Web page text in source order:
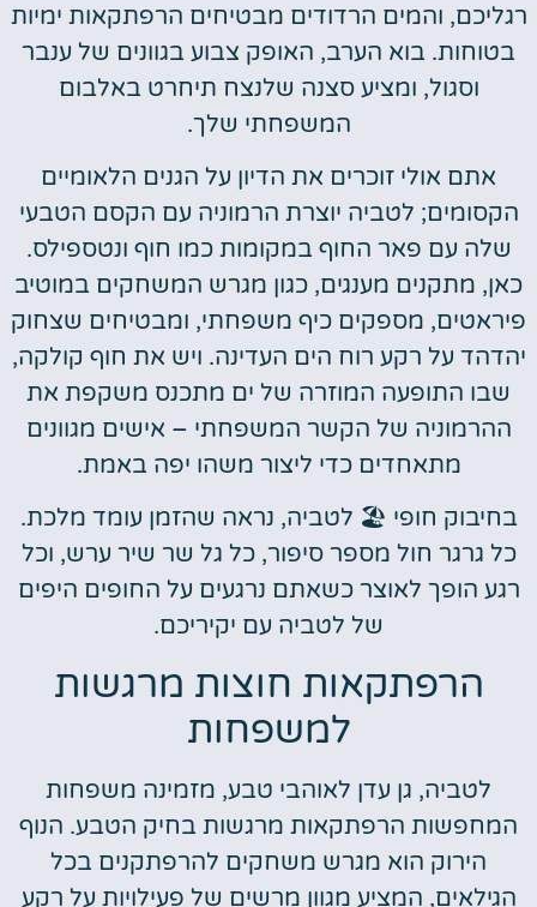
רגליכם, והמים הרדודים מבטיחים הרפתקאות ימיות
בטוחות. בוא הערב, האופק צבוע בגוונים של ענבר
וסגול, ומציע סצנה שלנצח תיחרט באלבום
המשפחתי שלך.
אתם אולי זוכרים את הדיון על הגנים הלאומיים
הקסומים; לטביה יוצרת הרמוניה עם הקסם הטבעי
שלה עם פאר החוף במקומות כמו חוף ונטספילס.
כאן, מתקנים מענגים, כגון מגרש המשחקים במוטיב
פיראטים, מספקים כיף משפחתי, ומבטיחים שצחוק
יהדהד על רקע רוח הים העדינה. ויש את חוף קולקה,
שבו התופעה המוזרה של ים מתכנס משקפת את
ההרמוניה של הקשר המשפחתי – אישים מגוונים
מתאחדים כדי ליצור משהו יפה באמת.
בחיבוק חופי 🏖️ לטביה, נראה שהזמן עומד מלכת.
כל גרגר חול מספר סיפור, כל גל שר שיר ערש, וכל
רגע הופך לאוצר כשאתם נרגעים על החופים היפים
של לטביה עם יקיריכם.
הרפתקאות חוצות מרגשות
למשפחות
לטביה, גן עדן לאוהבי טבע, מזמינה משפחות
המחפשות הרפתקאות מרגשות בחיק הטבע. הנוף
הירוק הוא מגרש משחקים להרפתקנים בכל
הגילאים, המציע מגוון מרשים של פעילויות על רקע